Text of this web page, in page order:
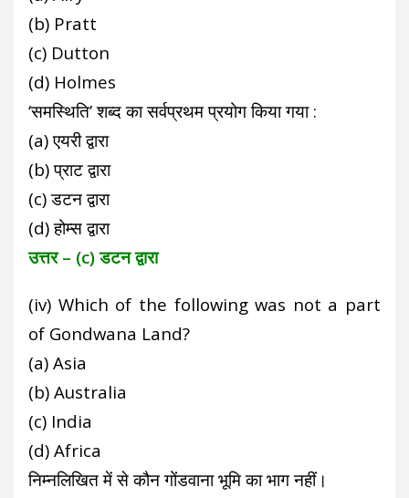
(b) Pratt
(c) Dutton
(d) Holmes
‘समस्थिति’ शब्द का सर्वप्रथम प्रयोग किया गया :
(a) एयरी द्वारा
(b) प्राट द्वारा
(c) डटन द्वारा
(d) होम्स द्वारा
उत्तर – (c) डटन द्वारा
(iv) Which of the following was not a part
of Gondwana Land?
(a) Asia
(b) Australia
(c) India
(d) Africa
निम्नलिखित में से कौन गोंडवाना भूमि का भाग नहीं।